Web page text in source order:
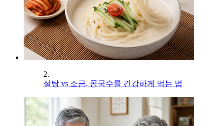
2.
설탕 vs 소금, 콩국수를 건강하게 먹는 법